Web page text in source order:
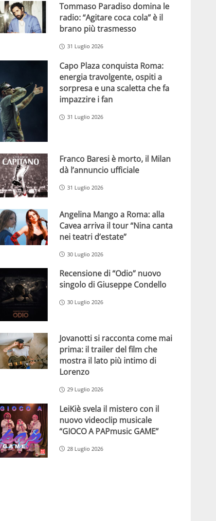
Tommaso Paradiso domina le
radio: “Agitare coca cola” è il
brano più trasmesso
31 Luglio 2026
Capo Plaza conquista Roma:
energia travolgente, ospiti a
sorpresa e una scaletta che fa
impazzire i fan
31 Luglio 2026
Franco Baresi è morto, il Milan
dà l’annuncio ufficiale
31 Luglio 2026
Angelina Mango a Roma: alla
Cavea arriva il tour “Nina canta
nei teatri d’estate”
30 Luglio 2026
Recensione di “Odio” nuovo
singolo di Giuseppe Condello
30 Luglio 2026
Jovanotti si racconta come mai
prima: il trailer del film che
mostra il lato più intimo di
Lorenzo
29 Luglio 2026
LeiKiè svela il mistero con il
nuovo videoclip musicale
“GIOCO A PAPmusic GAME”
28 Luglio 2026